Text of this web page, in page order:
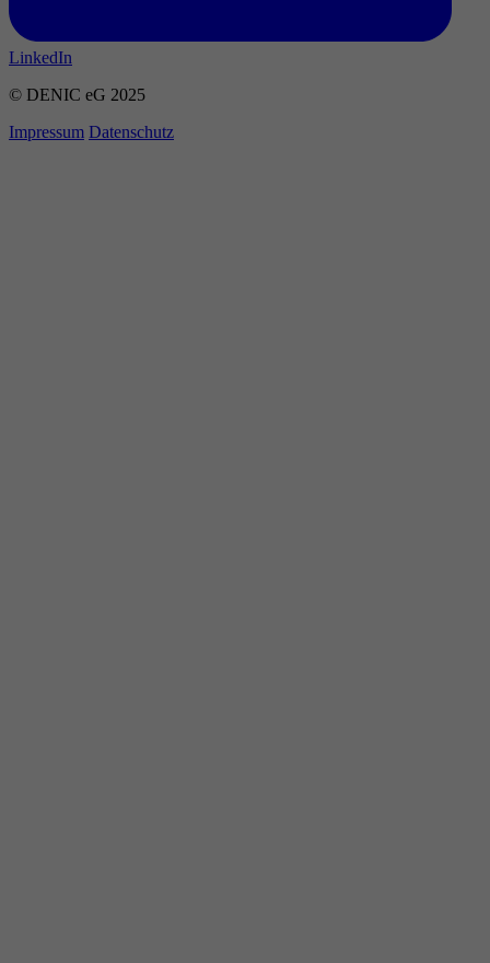
LinkedIn
© DENIC eG 2025
Impressum Datenschutz